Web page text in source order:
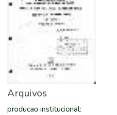
Arquivos
producao institucional: